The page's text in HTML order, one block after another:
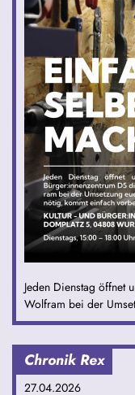
Jeden Dienstag öffnet
Wolfram bei der
Chronik Rex
27.04.2026